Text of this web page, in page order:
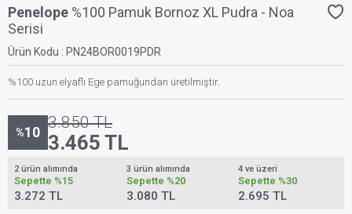
Penelope %100 Pamuk Bornoz XL Pudra - Noa
Serisi
Ürün Kodu : PN24BOR0019PDR
%100 uzun elyaflı Ege pamuğundan üretilmiştir.
%10
3.850TL
3.465 TL
2 ürün alımında
Sepette %15
3.272 TL
3 ürün alımında
Sepette %20
3.080 TL
4 ve üzeri
Sepette %30
2.695 TL